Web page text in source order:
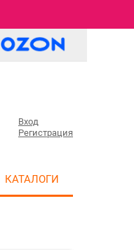
Вход
Регистрация
КАТАЛОГИ